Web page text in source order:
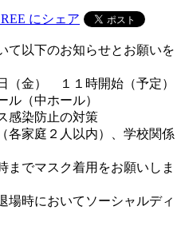
て以下のお知らせとお願いを
金） １１時開始（予定）
（中ホール）
感染防止の対策
２人以内）、学校関係
スク着用をお願いしま
おいてソーシャルディ